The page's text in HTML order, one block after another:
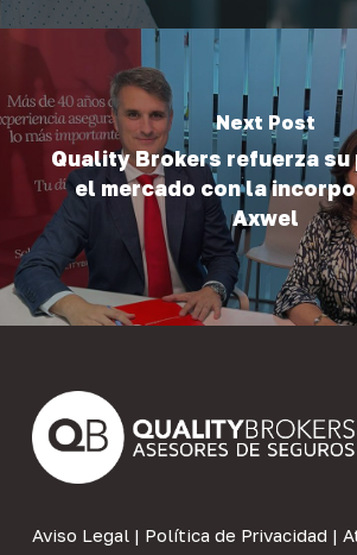
Next Post
Quality Brokers refuerza su
el mercado con la
Axwel
Aviso Legal| Política de Privacidad |